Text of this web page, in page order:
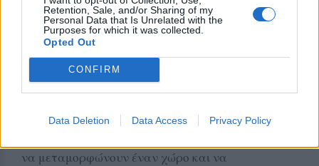
Retention, Sale, and/or Sharing of my
Personal Data that Is Unrelated with the
Purposes for which it was collected.
Opted Out
CONFIRM
Data Deletion Data Access Privacy Policy
μεγαλύτεροι παρακινούνται να αλλάξουν
συνήθειες και να γίνουν πιο προσεκτικοί στην
καθημερινότητά τους.
«Οι ζωγραφιές έδωσαν ζωή στον χώρο»
Κλείνοντας τη δράση, οι συμμετέχοντες στάθηκαν
να μεταμορφώνουν έναν χώρο και να